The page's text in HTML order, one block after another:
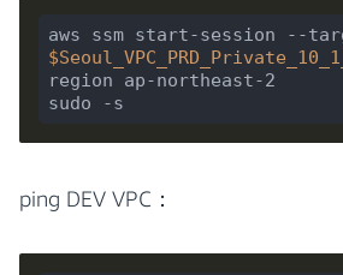
region ap-northeast-2
ping DEV VPC：